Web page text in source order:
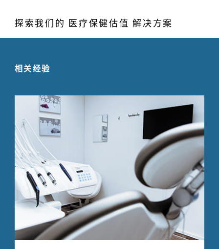
探索我们的 医疗保健估值 解决方案
相关经验